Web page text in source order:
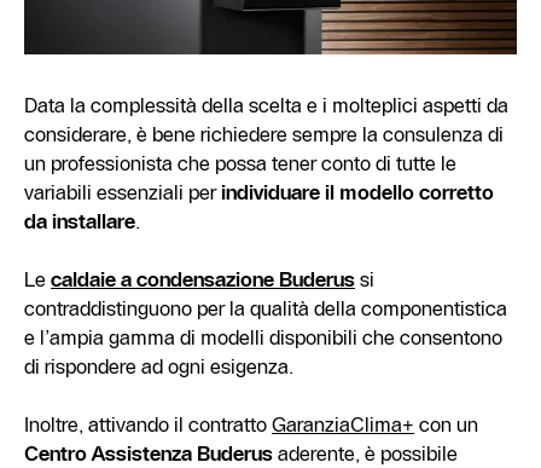
Data la complessità della scelta e i molteplici aspetti da
considerare, è bene richiedere sempre la consulenza di
un professionista che possa tener conto di tutte le
variabili essenziali perindividuare il modello corretto
da installare.
Lecaldaie a condensazione Buderus si
contraddistinguono per la qualità della componentistica
e l’ampia gamma di modelli disponibili che consentono
di rispondere ad ogni esigenza.
Inoltre, attivando il contrattoGaranziaClima+ con un
Centro Assistenza Buderus aderente, è possibile